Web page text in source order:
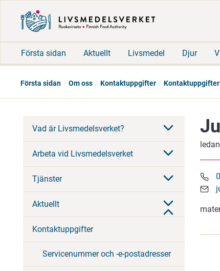
Första sidan Aktuellt Livsmedel Djur
Första sidan Om oss Kontaktuppgifter
Vad är Livsmedelsverket?
Arbeta vid Livsmedelsverket
Tjänster
Aktuellt
Kontaktuppgifter
Servicenummer och -e-postadresser